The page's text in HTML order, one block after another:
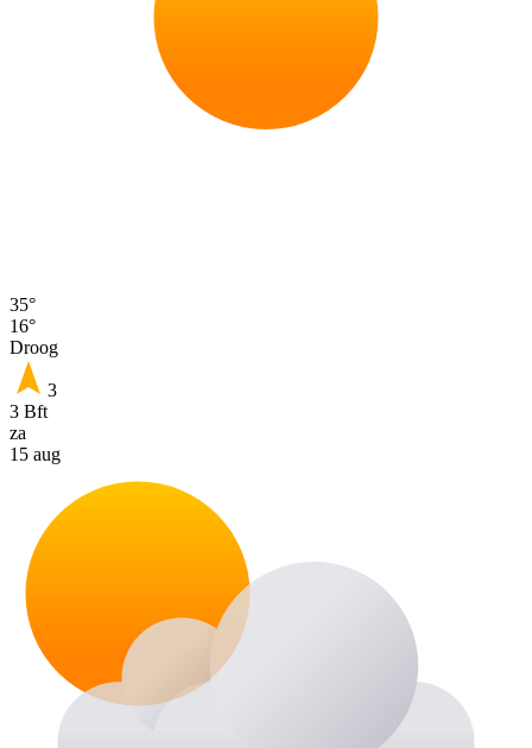
35°
16°
Droog
3
3 Bft
za
15 aug